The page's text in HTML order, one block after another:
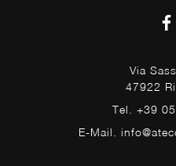
Via
47922
Tel. +39
E-Mail.